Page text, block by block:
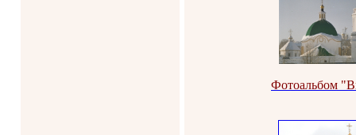
Фотоальбом